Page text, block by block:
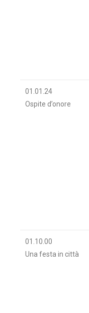
01.01.24
Ospite d’onore
01.10.00
Una festa in città